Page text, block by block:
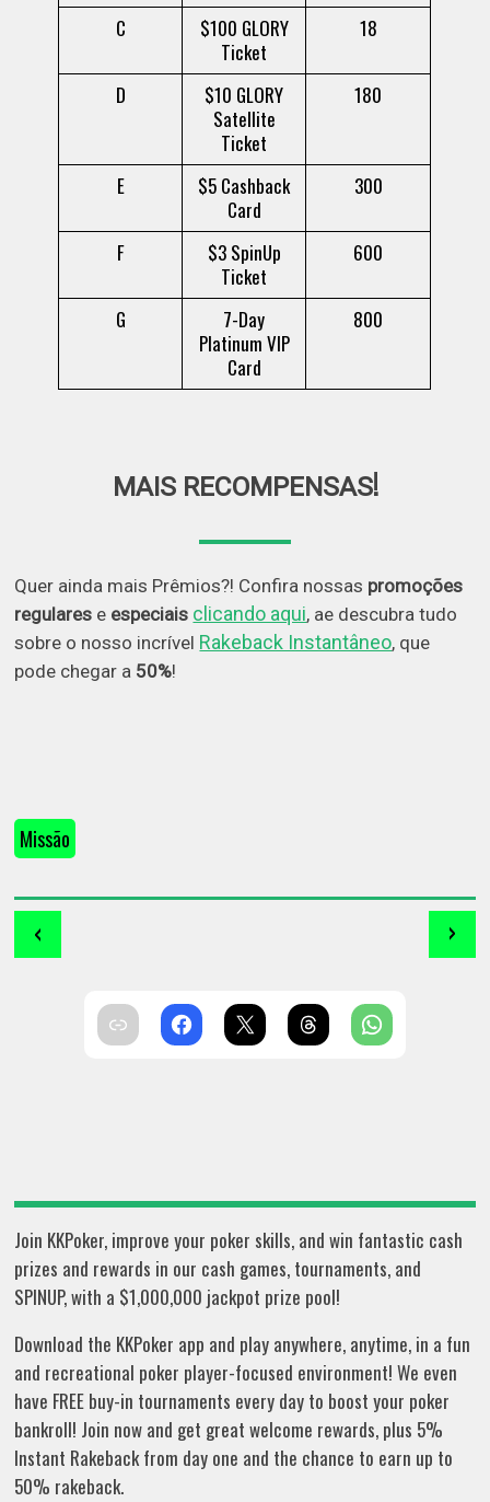
C
$100 GLORY
Ticket
18
D
$10 GLORY
Satellite
Ticket
180
E
$5 Cashback
Card
300
F
$3 SpinUp
Ticket
600
G
7-Day
Platinum VIP
Card
800
MAIS RECOMPENSAS!
Quer ainda mais Prêmios?! Confira nossas promoções
regulares e especiais clicando aqui, ae descubra tudo
sobre o nosso incrível Rakeback Instantâneo, que
pode chegar a 50%!
Missão
‹ ›
Join KKPoker, improve your poker skills, and win fantastic cash
prizes and rewards in our cash games, tournaments, and
SPINUP, with a $1,000,000 jackpot prize pool!
Download the KKPoker app and play anywhere, anytime, in a fun
and recreational poker player-focused environment! We even
have FREE buy-in tournaments every day to boost your poker
bankroll! Join now and get great welcome rewards, plus 5%
Instant Rakeback from day one and the chance to earn up to
50% rakeback.